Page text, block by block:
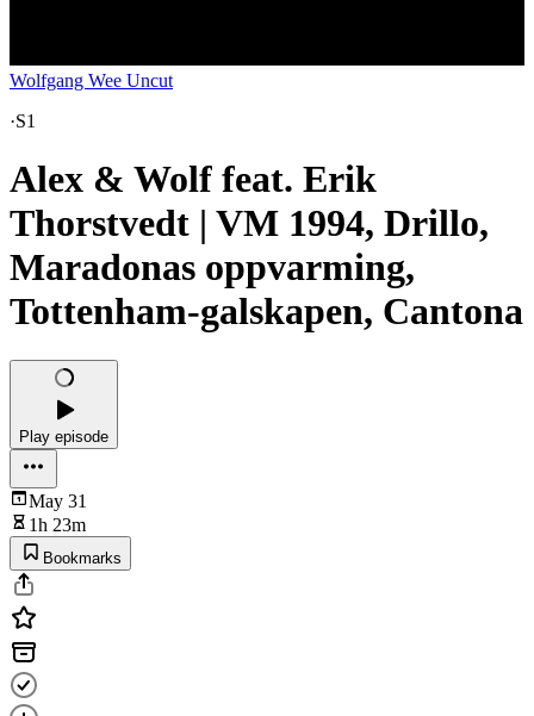
Wolfgang Wee Uncut
·S1
Alex & Wolf feat. Erik
Thorstvedt | VM 1994, Drillo,
Maradonas oppvarming,
Tottenham-galskapen, Cantona
Play episode
May 31
1h 23m
Bookmarks